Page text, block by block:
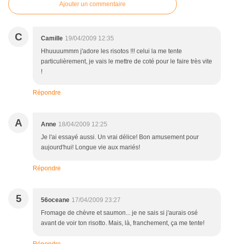
Ajouter un commentaire
C Camille 19/04/2009 12:35
Hhuuuummm j'adore les risotos !!! celui la me tente
particulièrement, je vais le mettre de coté pour le faire très vite
!
Répondre
A Anne 18/04/2009 12:25
Je l'ai essayé aussi. Un vrai délice! Bon amusement pour
aujourd'hui! Longue vie aux mariés!
Répondre
5 56oceane 17/04/2009 23:27
Fromage de chèvre et saumon... je ne sais si j'aurais osé
avant de voir ton risotto. Mais, là, franchement, ça me tente!